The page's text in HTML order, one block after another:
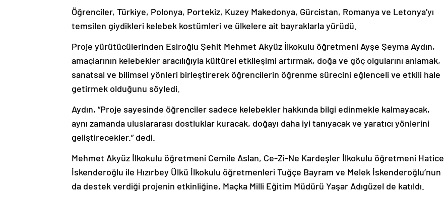
Öğrenciler, Türkiye, Polonya, Portekiz, Kuzey Makedonya, Gürcistan, Romanya ve Letonya’yı
temsilen giydikleri kelebek kostümleri ve ülkelere ait bayraklarla yürüdü.
Proje yürütücülerinden Esiroğlu Şehit Mehmet Akyüz İlkokulu öğretmeni Ayşe Şeyma Aydın,
amaçlarının kelebekler aracılığıyla kültürel etkileşimi artırmak, doğa ve göç olgularını anlamak,
sanatsal ve bilimsel yönleri birleştirerek öğrencilerin öğrenme sürecini eğlenceli ve etkili hale
getirmek olduğunu söyledi.
Aydın, “Proje sayesinde öğrenciler sadece kelebekler hakkında bilgi edinmekle kalmayacak,
aynı zamanda uluslararası dostluklar kuracak, doğayı daha iyi tanıyacak ve yaratıcı yönlerini
geliştirecekler.” dedi.
Mehmet Akyüz İlkokulu öğretmeni Cemile Aslan, Ce-Zi-Ne Kardeşler İlkokulu öğretmeni Hatice
İskenderoğlu ile Hızırbey Ülkü İlkokulu öğretmenleri Tuğçe Bayram ve Melek İskenderoğlu’nun
da destek verdiği projenin etkinliğine, Maçka Milli Eğitim Müdürü Yaşar Adıgüzel de katıldı.